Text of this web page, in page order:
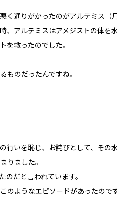
通りがかったのがアルテミス（
アルテミスはアメジストの体を
を救ったのでした。
ものだったんですね。
いを恥じ、お詫びとして、その
りました。
だと言われています。
ようなエピソードがあったので